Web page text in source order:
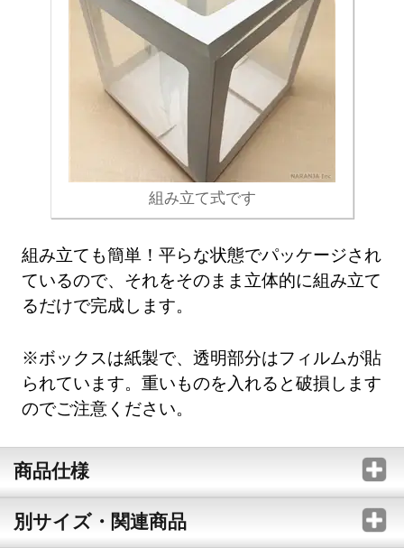
組み立て式です
組み立ても簡単！平らな状態でパッケージされ
ているので、それをそのまま立体的に組み立て
るだけで完成します。
※ボックスは紙製で、透明部分はフィルムが貼
られています。重いものを入れると破損します
のでご注意ください。
商品仕様
別サイズ・関連商品